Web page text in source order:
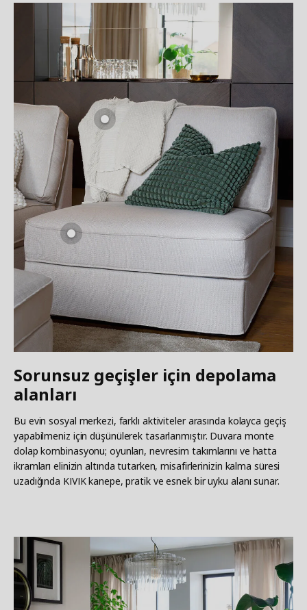
Sorunsuz geçişler için depolama
alanları
Bu evin sosyal merkezi, farklı aktiviteler arasında kolayca geçiş
yapabilmeniz için düşünülerek tasarlanmıştır. Duvara monte
dolap kombinasyonu; oyunları, nevresim takımlarını ve hatta
ikramları elinizin altında tutarken, misafirlerinizin kalma süresi
uzadığında KIVIK kanepe, pratik ve esnek bir uyku alanı sunar.